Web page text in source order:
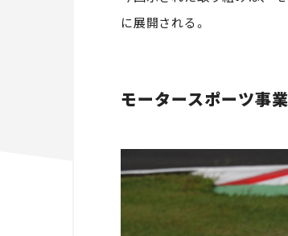
に展開される。
モータースポーツ事業